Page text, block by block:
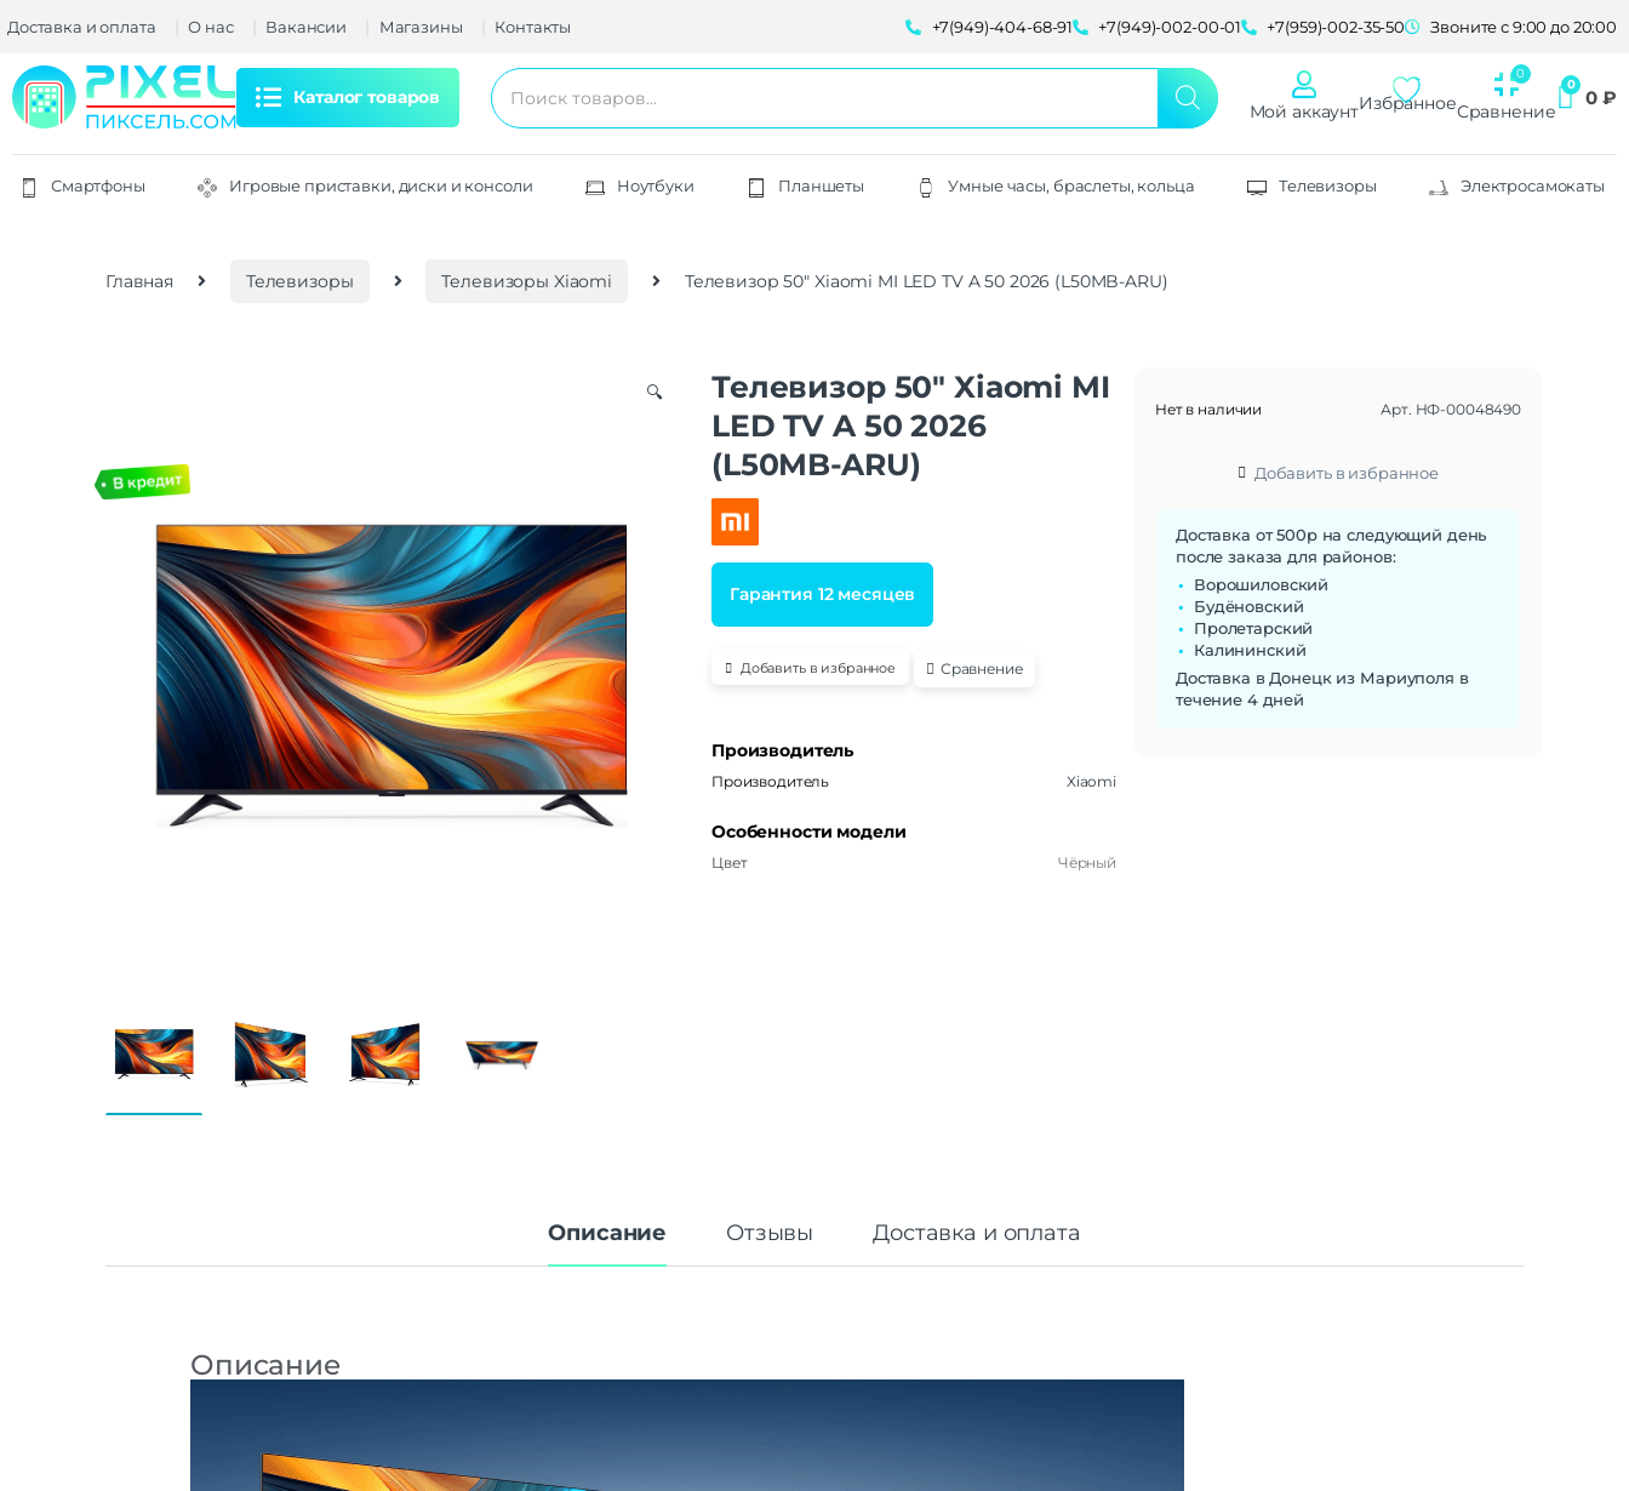
Доставка и оплата О нас Вакансии Магазины Контакты +7(949)-404-68-91 +7(949)-002-00-01 +7(959)-002-35-50 Звоните с 9:00 до 20:00
Каталог товаров
Мой аккаунтИзбранноеСравнение
0 ₽
Смартфоны Игровые приставки, диски и консоли Ноутбуки Планшеты Умные часы, браслеты, кольца Телевизоры Электросамокаты
Главная Телевизоры Телевизоры Xiaomi Телевизор 50″ Xiaomi MI LED TV A 50 2026 (L50MB-ARU)
🔍
Телевизор 50″ Xiaomi MI
LED TV A 50 2026
(L50MB-ARU)
Гарантия 12 месяцев
Добавить в избранное Сравнение
Производитель
Производитель Xiaomi
Особенности модели
Цвет Чёрный
Нет в наличии Арт. НФ-00048490
Добавить в избранное
Доставка от 500р на следующий день
после заказа для районов:
Ворошиловский
Будёновский
Пролетарский
Калининский
Доставка в Донецк из Мариуполя в
течение 4 дней
Описание Отзывы Доставка и оплата
Описание